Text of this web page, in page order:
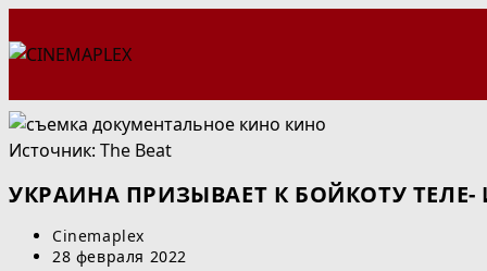
к
Источник: The Beat
УКРАИНА ПРИЗЫВАЕТ К БОЙКОТУ
Автор
записи:
Cinemaplex
Запись
28 февраля 2022